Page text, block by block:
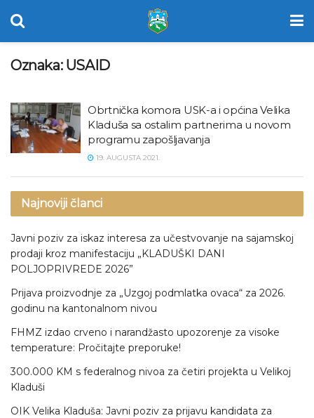
Oznaka: USAID
Obrtnička komora USK-a i općina Velika
Kladuša sa ostalim partnerima u novom
programu zapošljavanja
19. AUGUSTA 2021.
Najnoviji članci
Javni poziv za iskaz interesa za učestvovanje na sajamskoj
prodaji kroz manifestaciju „KLADUŠKI DANI
POLJOPRIVREDE 2026”
Prijava proizvodnje za „Uzgoj podmlatka ovaca“ za 2026.
godinu na kantonalnom nivou
FHMZ izdao crveno i narandžasto upozorenje za visoke
temperature: Pročitajte preporuke!
300.000 KM s federalnog nivoa za četiri projekta u Velikoj
Kladuši
OIK Velika Kladuša: Javni poziv za prijavu kandidata za